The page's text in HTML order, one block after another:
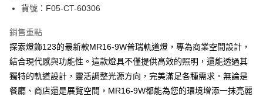
街口支付
悠遊付
Google Pay
全盈+PAY
AFTEE先享後付
貨號：F05-CT-60306
銷售重點
探索燈飾123的最新款MR16-9W普瑞軌道燈，專為商業空間設計，
結合現代感與功能性。這款燈具不僅提供高效的照明，還能透過其
獨特的軌道設計，靈活調整光源方向，完美滿足各種需求。無論是
餐廳、商店還是展覽空間，MR16-9W都能為您的環境增添一抹亮麗